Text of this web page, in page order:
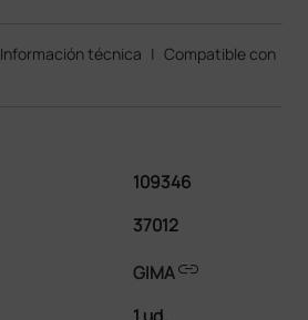
Información técnica | Compatible con
109346
37012
GIMAlink